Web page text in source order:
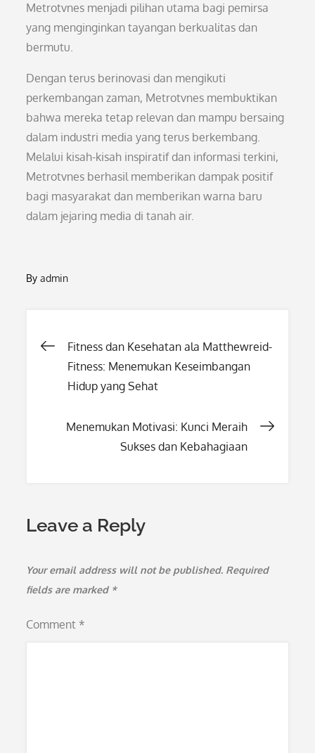
Metrotvnes menjadi pilihan utama bagi pemirsa
yang menginginkan tayangan berkualitas dan
bermutu.
Dengan terus berinovasi dan mengikuti
perkembangan zaman, Metrotvnes membuktikan
bahwa mereka tetap relevan dan mampu bersaing
dalam industri media yang terus berkembang.
Melalui kisah-kisah inspiratif dan informasi terkini,
Metrotvnes berhasil memberikan dampak positif
bagi masyarakat dan memberikan warna baru
dalam jejaring media di tanah air.
Byadmin
Post
navigation
Fitness dan Kesehatan ala Matthewreid-
Fitness: Menemukan Keseimbangan
Hidup yang Sehat
Menemukan Motivasi: Kunci Meraih
Sukses dan Kebahagiaan
Leave a Reply
Your email address will not be published. Required
fields are marked *
Comment *